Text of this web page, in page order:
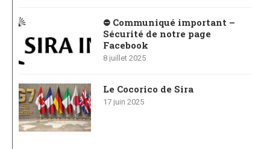
⛔ Communiqué important –
Sécurité de notre page
Facebook
8 juillet 2025
Le Cocorico de Sira
17 juin 2025